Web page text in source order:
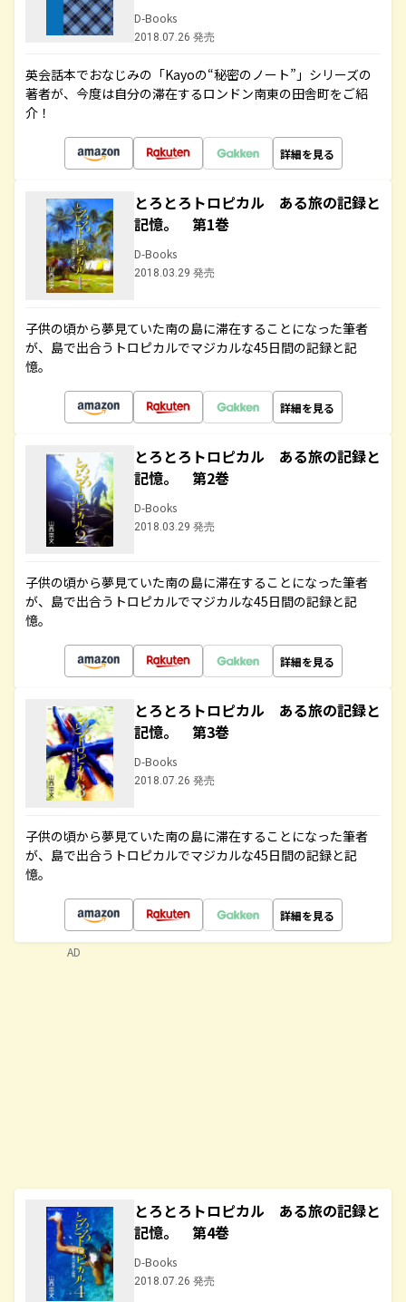
D-Books
2018.07.26 発売
英会話本でおなじみの「Kayoの“秘密のノート”」シリーズの
著者が、今度は自分の滞在するロンドン南東の田舎町をご紹
介！
詳細を見る
とろとろトロピカル ある旅の記録と
記憶。 第1巻
D-Books
2018.03.29 発売
子供の頃から夢見ていた南の島に滞在することになった筆者
が、島で出合うトロピカルでマジカルな45日間の記録と記
憶。
詳細を見る
とろとろトロピカル ある旅の記録と
記憶。 第2巻
D-Books
2018.03.29 発売
子供の頃から夢見ていた南の島に滞在することになった筆者
が、島で出合うトロピカルでマジカルな45日間の記録と記
憶。
詳細を見る
とろとろトロピカル ある旅の記録と
記憶。 第3巻
D-Books
2018.07.26 発売
子供の頃から夢見ていた南の島に滞在することになった筆者
が、島で出合うトロピカルでマジカルな45日間の記録と記
憶。
詳細を見る
とろとろトロピカル ある旅の記録と
記憶。 第4巻
D-Books
2018.07.26 発売
AD